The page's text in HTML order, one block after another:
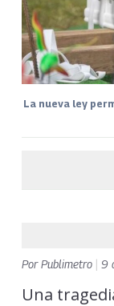
La nueva ley
PorPublimetro 9
Una